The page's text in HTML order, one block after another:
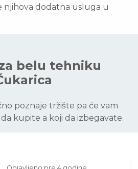
njihova dodatna usluga u
belu tehniku
poznaje tržište pa će vam
kupite a koji da izbegavate.